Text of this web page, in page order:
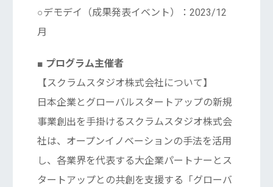
○デモデイ（成果発表イベント）：2023/12
月
■ プログラム主催者
【スクラムスタジオ株式会社について】
日本企業とグローバルスタートアップの新規
事業創出を手掛けるスクラムスタジオ株式会
社は、オープンイノベーションの手法を活用
し、各業界を代表する大企業パートナーとス
タートアップとの共創を支援する「グローバ